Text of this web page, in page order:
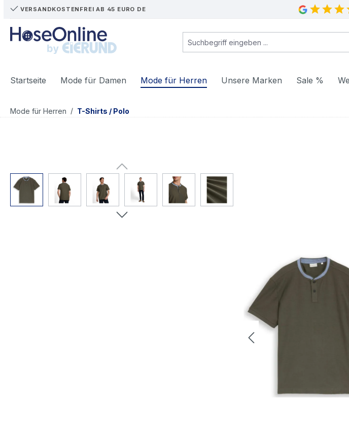
Hauptinhalt springen
Zur Suche springen
Zur Hauptnavigation springen
VERSANDKOSTENFREI AB 45 EURO DE
Startseite Mode für Damen Mode für Herren Unsere Marken Sale %
Mode für Herren / T-Shirts / Polo
Bildergalerie überspringen